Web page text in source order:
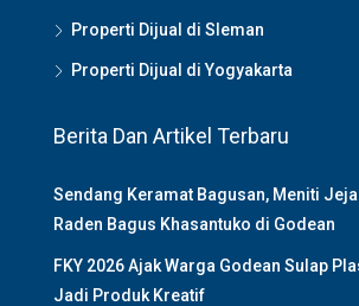
Properti Dijual di Sleman
Properti Dijual di Yogyakarta
Berita Dan Artikel Terbaru
Sendang Keramat Bagusan, Meniti
Raden Bagus Khasantuko di Godean
FKY 2026 Ajak Warga Godean Sulap
Jadi Produk Kreatif